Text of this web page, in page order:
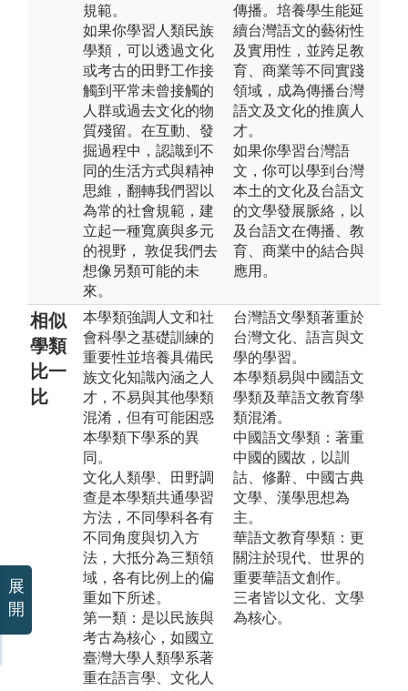
規範。
如果你學習人類民族
學類，可以透過文化
或考古的田野工作接
觸到平常未曾接觸的
人群或過去文化的物
質殘留。在互動、發
掘過程中，認識到不
同的生活方式與精神
思維，翻轉我們習以
為常的社會規範，建
立起一種寬廣與多元
的視野， 敦促我們去
想像另類可能的未
來。
傳播。培養學生能延
續台灣語文的藝術性
及實用性，並跨足教
育、商業等不同實踐
領域，成為傳播台灣
語文及文化的推廣人
才。
如果你學習台灣語
文，你可以學到台灣
本土的文化及台語文
的文學發展脈絡，以
及台語文在傳播、教
育、商業中的結合與
應用。
相似
學類
比一
比
本學類強調人文和社
會科學之基礎訓練的
重要性並培養具備民
族文化知識內涵之人
才，不易與其他學類
混淆，但有可能困惑
本學類下學系的異
同。
文化人類學、田野調
查是本學類共通學習
方法，不同學科各有
不同角度與切入方
法，大抵分為三類領
域，各有比例上的偏
重如下所述。
第一類：是以民族與
考古為核心，如國立
臺灣大學人類學系著
重在語言學、文化人
台灣語文學類著重於
台灣文化、語言與文
學的學習。
本學類易與中國語文
學類及華語文教育學
類混淆。
中國語文學類：著重
中國的國故，以訓
詁、修辭、中國古典
文學、漢學思想為
主。
華語文教育學類：更
關注於現代、世界的
重要華語文創作。
三者皆以文化、文學
為核心。
展
開